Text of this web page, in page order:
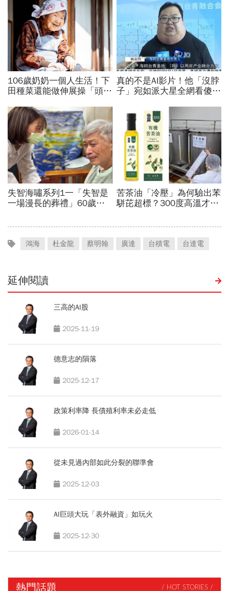
鴻海 杜金龍 蔡明翰 廣達 台積電 台達電
延伸閱讀
三高的AI股
2025-11-19
德意志的隕落
2025-12-17
政策利率降 長債殖利率未必走低
2026-01-14
從未見過內部如此分裂的聯準會
2025-12-03
AI巨頭大玩「表外融資」如玩火
2025-12-30
熱門話題 / HOT STORIES /